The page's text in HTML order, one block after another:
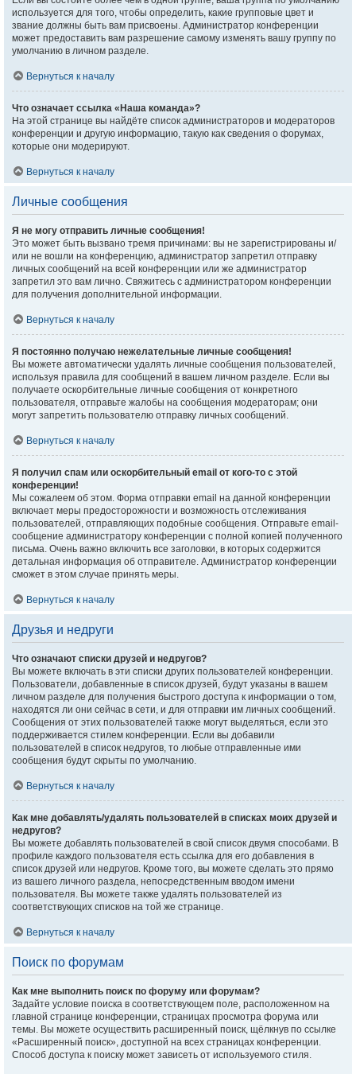
используется для того, чтобы определить, какие групповые цвет и
звание должны быть вам присвоены. Администратор конференции
может предоставить вам разрешение самому изменять вашу группу по
умолчанию в личном разделе.
Вернуться к началу
Что означает ссылка «Наша команда»?
На этой странице вы найдёте список администраторов и модераторов
конференции и другую информацию, такую как сведения о форумах,
которые они модерируют.
Вернуться к началу
Личные сообщения
Я не могу отправить личные сообщения!
Это может быть вызвано тремя причинами: вы не зарегистрированы и/
или не вошли на конференцию, администратор запретил отправку
личных сообщений на всей конференции или же администратор
запретил это вам лично. Свяжитесь с администратором конференции
для получения дополнительной информации.
Вернуться к началу
Я постоянно получаю нежелательные личные сообщения!
Вы можете автоматически удалять личные сообщения пользователей,
используя правила для сообщений в вашем личном разделе. Если вы
получаете оскорбительные личные сообщения от конкретного
пользователя, отправьте жалобы на сообщения модераторам; они
могут запретить пользователю отправку личных сообщений.
Вернуться к началу
Я получил спам или оскорбительный email от кого-то с этой
конференции!
Мы сожалеем об этом. Форма отправки email на данной конференции
включает меры предосторожности и возможность отслеживания
пользователей, отправляющих подобные сообщения. Отправьте email-
сообщение администратору конференции с полной копией полученного
письма. Очень важно включить все заголовки, в которых содержится
детальная информация об отправителе. Администратор конференции
сможет в этом случае принять меры.
Вернуться к началу
Друзья и недруги
Что означают списки друзей и недругов?
Вы можете включать в эти списки других пользователей конференции.
Пользователи, добавленные в список друзей, будут указаны в вашем
личном разделе для получения быстрого доступа к информации о том,
находятся ли они сейчас в сети, и для отправки им личных сообщений.
Сообщения от этих пользователей также могут выделяться, если это
поддерживается стилем конференции. Если вы добавили
пользователей в список недругов, то любые отправленные ими
сообщения будут скрыты по умолчанию.
Вернуться к началу
Как мне добавлять/удалять пользователей в списках моих друзей и
недругов?
Вы можете добавлять пользователей в свой список двумя способами. В
профиле каждого пользователя есть ссылка для его добавления в
список друзей или недругов. Кроме того, вы можете сделать это прямо
из вашего личного раздела, непосредственным вводом имени
пользователя. Вы можете также удалять пользователей из
соответствующих списков на той же странице.
Вернуться к началу
Поиск по форумам
Как мне выполнить поиск по форуму или форумам?
Задайте условие поиска в соответствующем поле, расположенном на
главной странице конференции, страницах просмотра форума или
темы. Вы можете осуществить расширенный поиск, щёлкнув по ссылке
«Расширенный поиск», доступной на всех страницах конференции.
Способ доступа к поиску может зависеть от используемого стиля.